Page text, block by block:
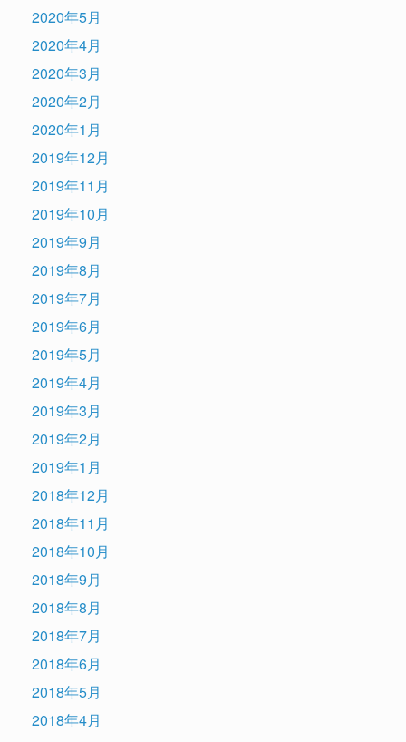
2020年5月
2020年4月
2020年3月
2020年2月
2020年1月
2019年12月
2019年11月
2019年10月
2019年9月
2019年8月
2019年7月
2019年6月
2019年5月
2019年4月
2019年3月
2019年2月
2019年1月
2018年12月
2018年11月
2018年10月
2018年9月
2018年8月
2018年7月
2018年6月
2018年5月
2018年4月